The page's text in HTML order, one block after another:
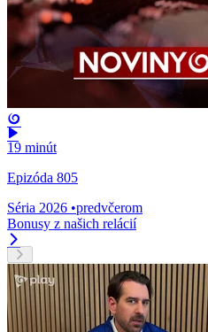
19 minút
Epizóda 805
Séria 2026 •predvčerom
Bonusy z našich relácií